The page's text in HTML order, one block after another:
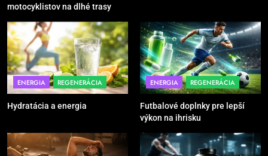
5
Ako vybrať basketbalovú loptu a
obuv správne
POMÔCKY VYBAVENIE
6
Ako kombinovať rôzne tréningové
pomôcky
POMÔCKY VYBAVENIE
motocyklistov na dlhé trasy
ENERGIA REGENERÁCIA
Hydratácia a energia
ENERGIA REGENERÁCIA
Futbalové doplnky pre lepší
výkon na ihrisku